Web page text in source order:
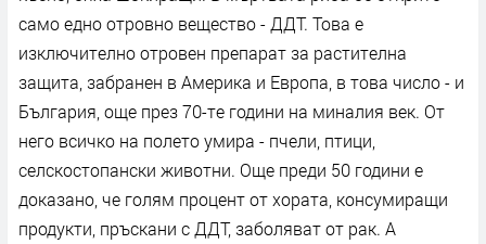
само едно отровно вещество - ДДТ. Това е
изключително отровен препарат за растителна
защита, забранен в Америка и Европа, в това число - и
България, още през 70-те години на миналия век. От
него всичко на полето умира - пчели, птици,
селскостопански животни. Още преди 50 години е
доказано, че голям процент от хората, консумиращи
продукти, пръскани с ДДТ, заболяват от рак. А